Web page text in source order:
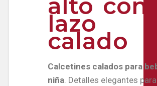
alto con
lazo
calado
Calcetines calados para
niña. Detalles elegantes